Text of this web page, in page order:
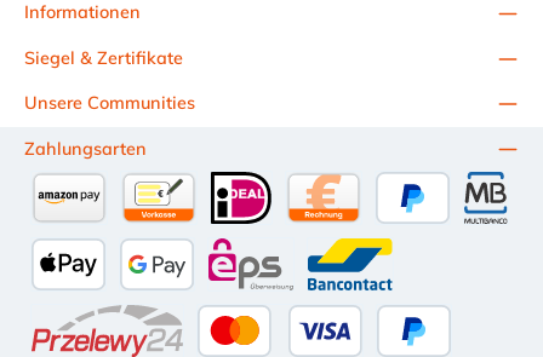
Informationen
Unsere Communities
Siegel & Zertifikate
Zahlungsarten
Kauf auf Rechnung (10 Tage
Apple Pay Google Pay eps Bancontact
Amazon PayVorkasse per Überweisung